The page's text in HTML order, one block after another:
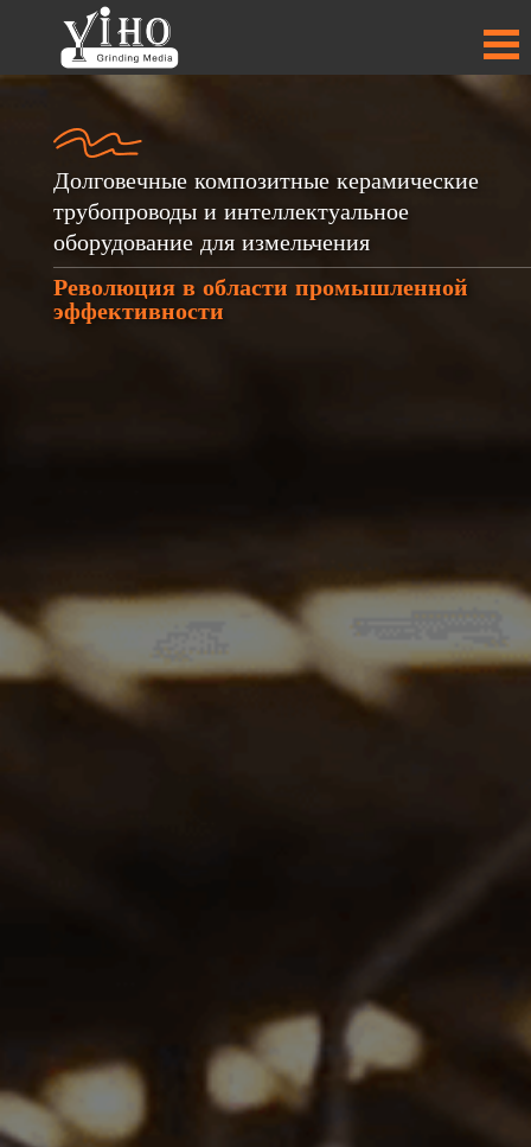
30+
50+
Долговечные композитные керамические
трубопроводы и интеллектуальное
оборудование для измельчения
Революция в области промышленной
эффективности
30+
50+